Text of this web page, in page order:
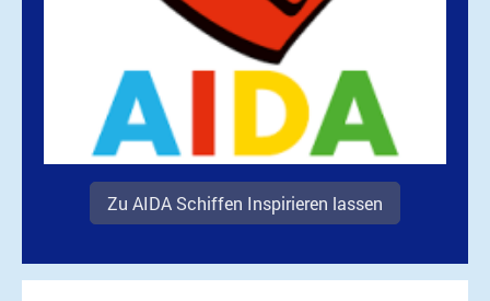
Zu AIDA Schiffen Inspirieren lassen